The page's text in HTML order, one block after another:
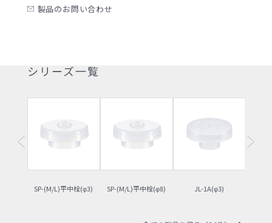
製品のお問い合わせ
シリーズ一覧
SP-(M/L)平中栓(φ3) SP-(M/L)平中栓(φ8) JL-1A(φ3)